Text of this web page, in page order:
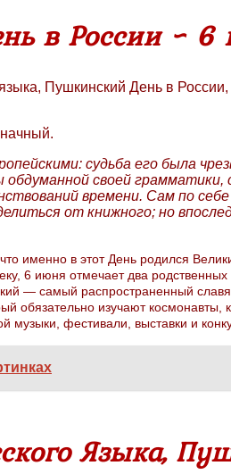
в России ~ 6
Пушкинский День в России,
судьба его была
обдуманной своей
времени. Сам по
от книжного; но
именно в этот День родился
6 июня отмечает два родственных
— самый распространенный
обязательно изучают космонавты,
музыки, фестивали, выставки и
Языка,